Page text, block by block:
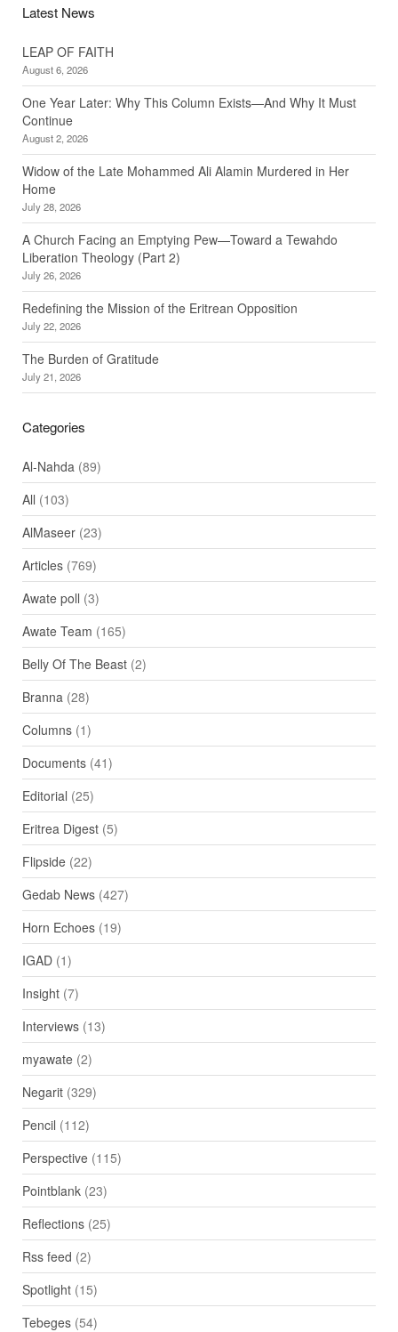
Latest News
LEAP OF FAITH
August 6, 2026
One Year Later: Why This Column Exists—And Why It Must
Continue
August 2, 2026
Widow of the Late Mohammed Ali Alamin Murdered in Her
Home
July 28, 2026
A Church Facing an Emptying Pew—Toward a Tewahdo
Liberation Theology (Part 2)
July 26, 2026
Redefining the Mission of the Eritrean Opposition
July 22, 2026
The Burden of Gratitude
July 21, 2026
Categories
Al-Nahda (89)
All (103)
AlMaseer(23)
Articles(769)
Awate poll (3)
Awate Team (165)
Belly Of The Beast(2)
Branna (28)
Columns(1)
Documents(41)
Editorial (25)
Eritrea Digest(5)
Flipside(22)
Gedab News(427)
Horn Echoes(19)
IGAD(1)
Insight(7)
Interviews(13)
myawate(2)
Negarit(329)
Pencil (112)
Perspective(115)
Pointblank(23)
Reflections(25)
Rss feed (2)
Spotlight(15)
Tebeges(54)